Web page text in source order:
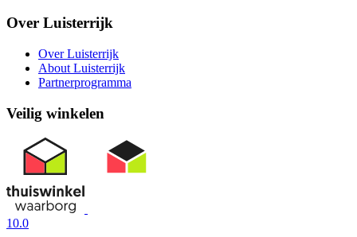
Over Luisterrijk
Over Luisterrijk
About Luisterrijk
Partnerprogramma
Veilig winkelen
10.0